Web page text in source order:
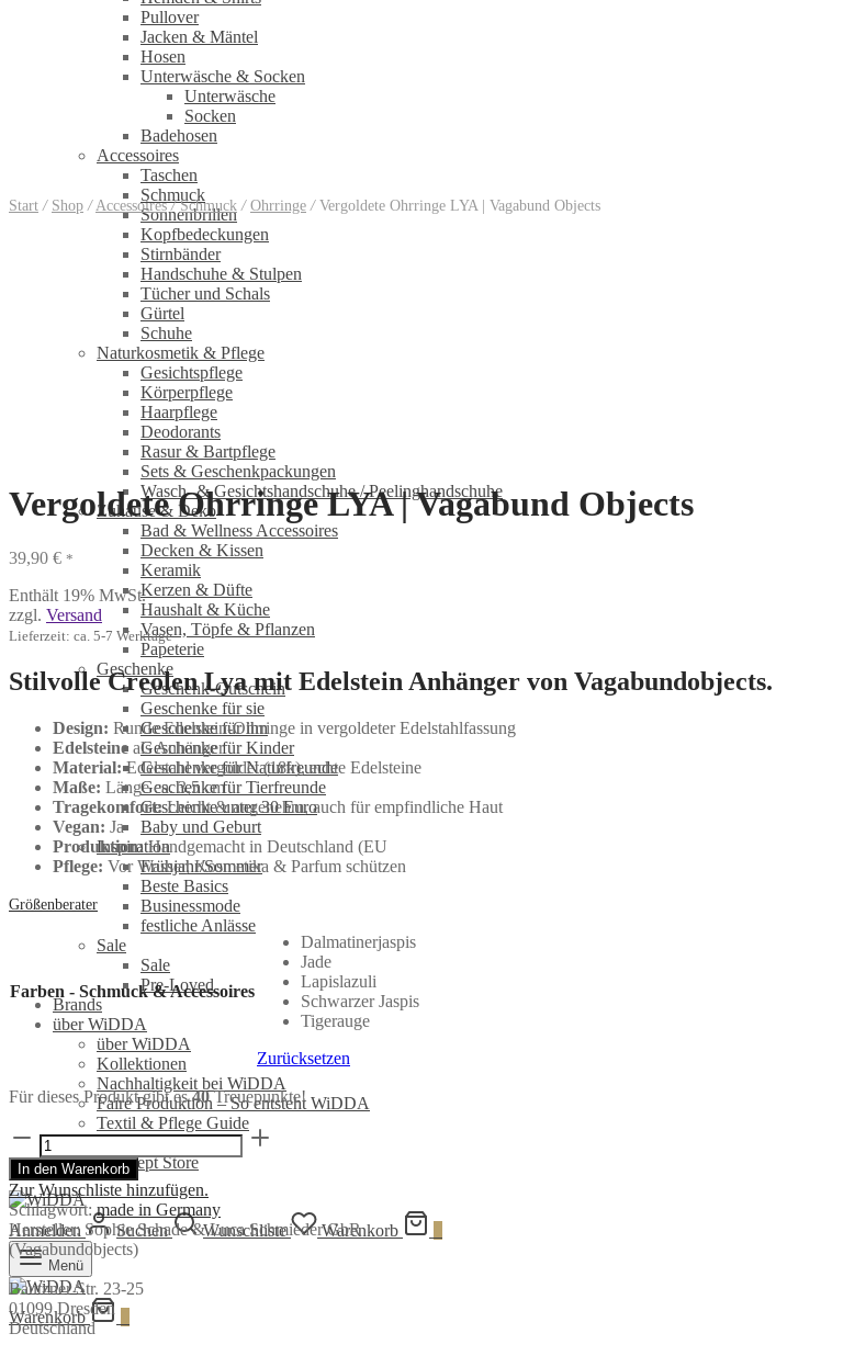
Pullover
Jacken & Mäntel
Hosen
Unterwäsche & Socken
Unterwäsche
Socken
Badehosen
Accessoires
Taschen
Schmuck
Sonnenbrillen
Kopfbedeckungen
Stirnbänder
Handschuhe & Stulpen
Tücher und Schals
Gürtel
Schuhe
Naturkosmetik & Pflege
Gesichtspflege
Körperpflege
Haarpflege
Deodorants
Rasur & Bartpflege
Sets & Geschenkpackungen
Wasch‑ & Gesichtshandschuhe / Peelinghandschuhe
Zuhause & Deko
Bad & Wellness Accessoires
Decken & Kissen
Keramik
Kerzen & Düfte
Haushalt & Küche
Vasen, Töpfe & Pflanzen
Papeterie
Geschenke
Geschenk-Gutschein
Geschenke für sie
Geschenke für ihn
Geschenke für Kinder
Geschenke für Naturfreunde
Geschenke für Tierfreunde
Geschenke unter 30 Euro
Baby und Geburt
Inspiration
Frühjahr/Sommer
Beste Basics
Businessmode
festliche Anlässe
Sale
Sale
Pre-Loved
Brands
über WiDDA
über WiDDA
Kollektionen
Nachhaltigkeit bei WiDDA
Faire Produktion – So entsteht WiDDA
Textil & Pflege Guide
Store Locator
Berlin Concept Store
Anmelden Suchen Wunschliste Warenkorb
Menü
Warenkorb
Start / Shop / Accessoires / Schmuck / Ohrringe /Vergoldete Ohrringe LYA | Vagabund Objects
Vergoldete Ohrringe LYA | Vagabund Objects
39,90 € *
Enthält 19% MwSt.
zzgl. Versand
Lieferzeit: ca. 5-7 Werktage
Stilvolle Creolen Lya mit Edelstein Anhänger von Vagabundobjects.
Design: Runde Edelstein-Ohrringe in vergoldeter Edelstahlfassung
Edelsteine als Anhänger
Material:Edelstahl vergoldet (18k), echte Edelsteine
Maße: Länge ca. 3,5 cm
Tragekomfort:Leicht & angenehm, auch für empfindliche Haut
Vegan: Ja
Produktion:Handgemacht in Deutschland (EU
Pflege: Vor Wasser, Kosmetika & Parfum schützen
Größenberater
Farben - Schmuck & Accessoires
Dalmatinerjaspis
Jade
Lapislazuli
Schwarzer Jaspis
Tigerauge
Zurücksetzen
Für dieses Produkt gibt es40Treuepunkte!
Vergoldete
Ohrringe
LYA
|
Vagabund
Objects
Menge
In den Warenkorb
Zur Wunschliste hinzufügen.
Schlagwort:made in Germany
Hersteller: Sophie Schade & Luca Schmieder GbR
(Vagabundobjects)
Bautzner Str. 23-25
01099 Dresden
Deutschland